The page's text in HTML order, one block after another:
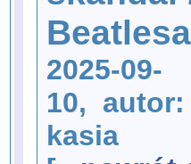
2025-09-
10, autor:
kasia